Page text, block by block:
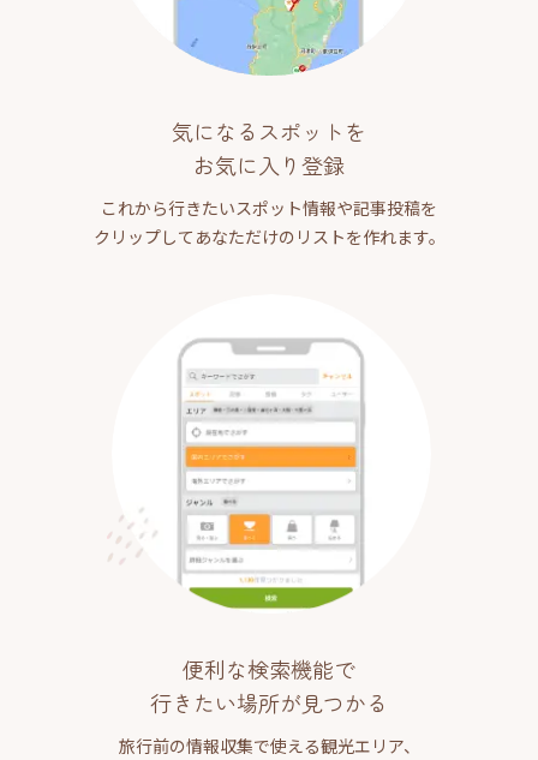
気になるスポットを
お気に入り登録
これから行きたいスポット情報や記事投稿を
クリップしてあなただけのリストを作れます。
便利な検索機能で
行きたい場所が見つかる
旅行前の情報収集で使える観光エリア、